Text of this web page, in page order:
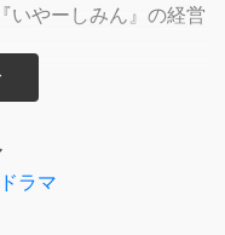
いやーしみん』の経営
営してるとは知らなか
、
ラマ